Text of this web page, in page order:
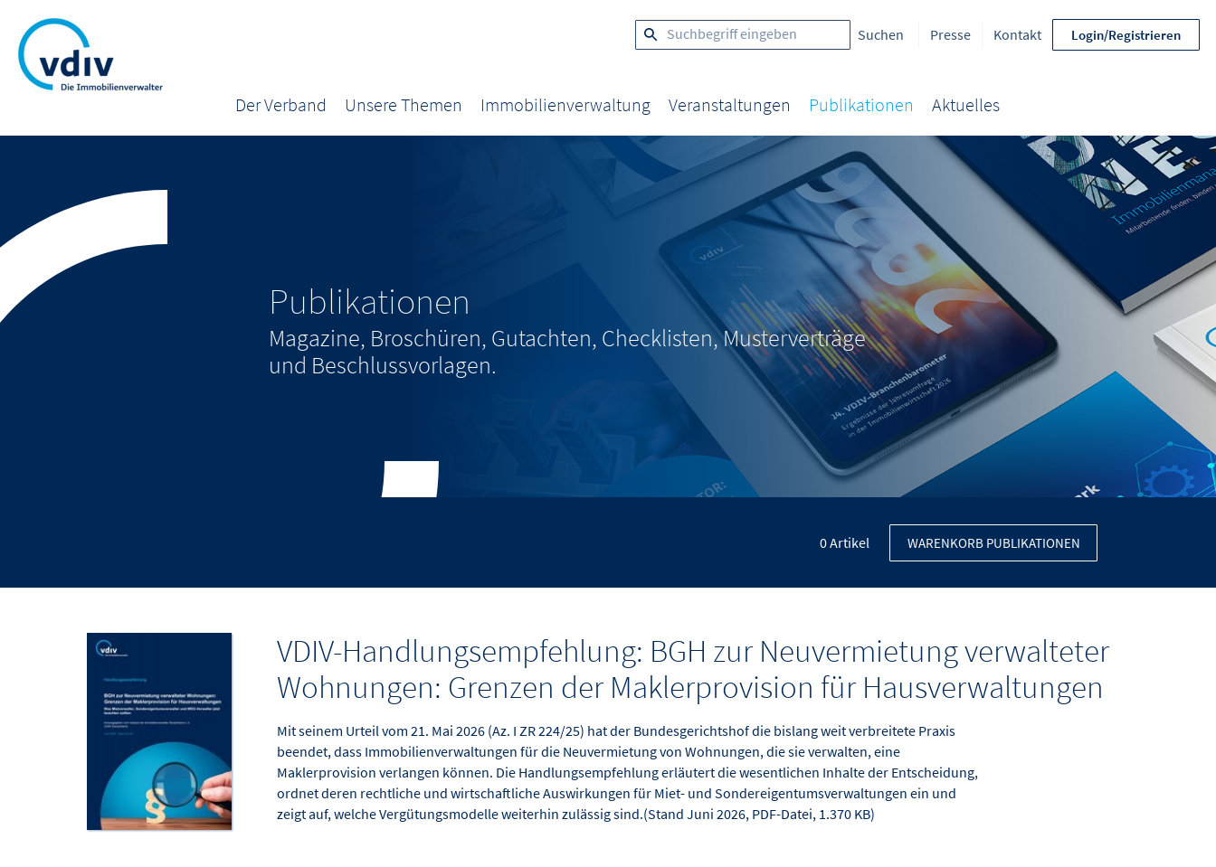
Presse Kontakt Login/Registrieren
Der Verband Unsere Themen Immobilienverwaltung Veranstaltungen Publikationen Aktuelles
Publikationen
Magazine, Broschüren, Gutachten, Checklisten, Musterverträge
und Beschlussvorlagen.
0Artikel WARENKORB PUBLIKATIONEN
VDIV-Handlungsempfehlung: BGH zur Neuvermietung verwalteter
Wohnungen: Grenzen der Maklerprovision für Hausverwaltungen
Mit seinem Urteil vom 21. Mai 2026 (Az. I ZR 224/25) hat der Bundesgerichtshof die bislang weit verbreitete Praxis
beendet, dass Immobilienverwaltungen für die Neuvermietung von Wohnungen, die sie verwalten, eine
Maklerprovision verlangen können. Die Handlungsempfehlung erläutert die wesentlichen Inhalte der Entscheidung,
ordnet deren rechtliche und wirtschaftliche Auswirkungen für Miet- und Sondereigentumsverwaltungen ein und
zeigt auf, welche Vergütungsmodelle weiterhin zulässig sind.(Stand Juni 2026, PDF-Datei, 1.370 KB)